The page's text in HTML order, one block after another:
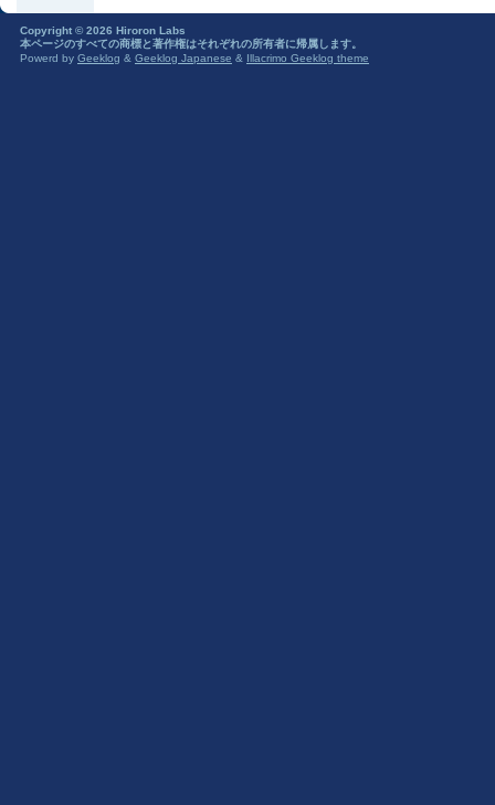
Copyright © 2026 Hiroron Labs
本ページのすべての商標と著作権はそれぞれの所有者に帰属します。
Powerd by Geeklog & Geeklog Japanese & Illacrimo Geeklog theme